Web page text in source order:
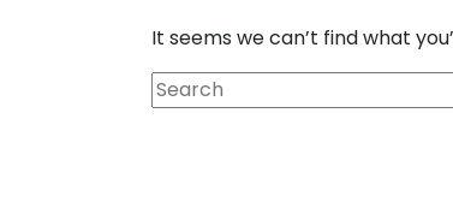
It seems we can’t find what